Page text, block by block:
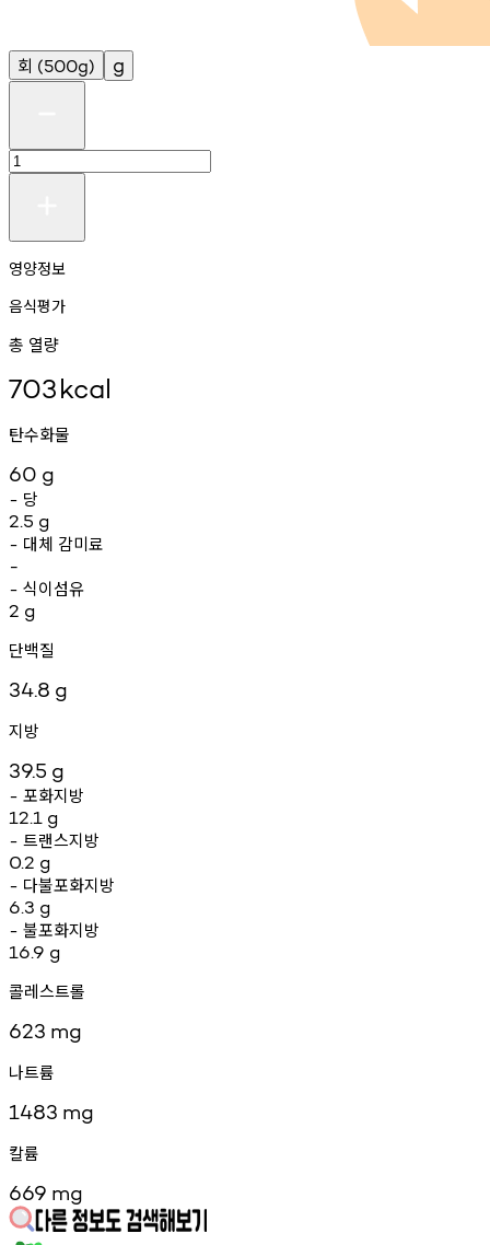
회 (500g) g
영양정보
음식평가
총 열량
703kcal
탄수화물
60 g
- 당
2.5 g
- 대체 감미료
-
- 식이섬유
2 g
단백질
34.8 g
지방
39.5 g
- 포화지방
12.1 g
- 트랜스지방
0.2 g
- 다불포화지방
6.3 g
- 불포화지방
16.9 g
콜레스트롤
623 mg
나트륨
1483 mg
칼륨
669 mg